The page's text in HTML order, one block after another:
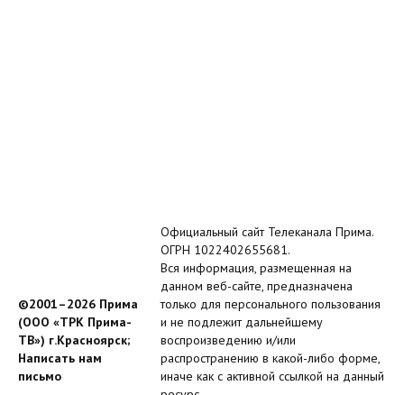
©2001–2026 Прима
(ООО «ТРК Прима-
ТВ») г.Красноярск;
Написать нам
письмо
Официальный сайт Телеканала Прима.
ОГРН 1022402655681.
Вся информация, размещенная на
данном веб-сайте, предназначена
только для персонального пользования
и не подлежит дальнейшему
воспроизведению и/или
распространению в какой-либо форме,
иначе как с активной ссылкой на данный